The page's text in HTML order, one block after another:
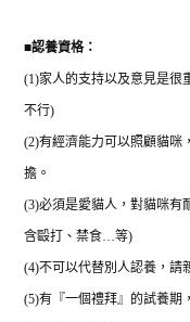
■認養資格：
(1)家人的支持以及意見是很
不行)
(2)有經濟能力可以照顧貓咪
擔。
(3)必須是愛貓人，對貓咪有
含毆打、禁食…等)
(4)不可以代替別人認養，請
(5)有『一個禮拜』的試養期